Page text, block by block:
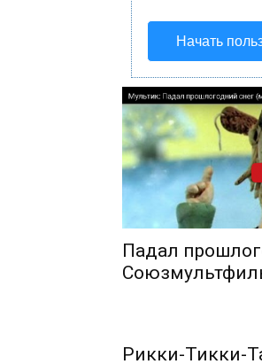
Начать
Падал
Рикки-Тикки-